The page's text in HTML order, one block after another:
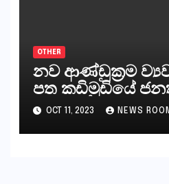
OTHER
නව ආණ්ඩුක්‍රම
පත කඩිමුඩියේ
කරන්නේ?
OCT 11, 2023 NEWS